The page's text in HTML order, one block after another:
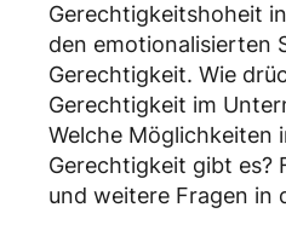
Gerechtigkeitshoheit
den emotionalisierten
Gerechtigkeit. Wie
Gerechtigkeit im
Welche Möglichkeiten
Gerechtigkeit gibt es?
und weitere Fragen in